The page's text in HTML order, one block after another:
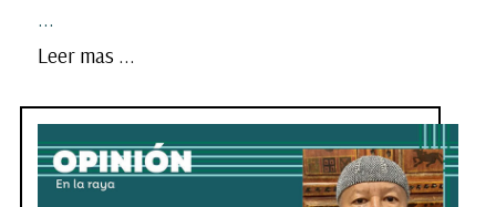
...
Leer mas ...